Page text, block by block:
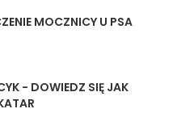
MOCZNICY U PSA
- DOWIEDZ SIĘ JAK